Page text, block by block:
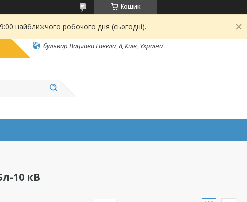
Кошик
найближчого робочого дня (сьогодні).
бульвар Вацлава Гавела, 8, Київ, Україна
10 кВ